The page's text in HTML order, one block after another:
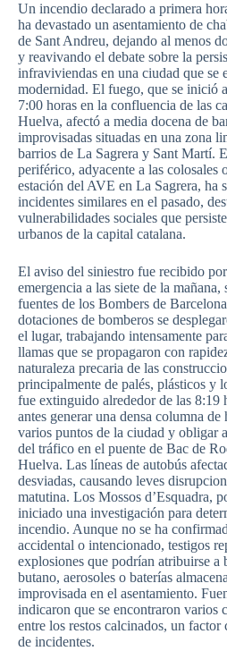
Un incendio declarado a primera
ha devastado un asentamiento de
de Sant Andreu, dejando al menos
y reavivando el debate sobre la
infraviviendas en una ciudad que se
modernidad. El fuego, que se inició
7:00 horas en la confluencia de las
Huelva, afectó a media docena de
improvisadas situadas en una zona
barrios de La Sagrera y Sant Martí.
periférico, adyacente a las colosales
estación del AVE en La Sagrera, ha
incidentes similares en el pasado,
vulnerabilidades sociales que
urbanos de la capital catalana.
El aviso del siniestro fue recibido
emergencia a las siete de la
fuentes de los Bombers de
dotaciones de bomberos se
el lugar, trabajando intensamente
llamas que se propagaron con
naturaleza precaria de las
principalmente de palés, plásticos
fue extinguido alrededor de las 8:19
antes generar una densa columna
varios puntos de la ciudad y obligar
del tráfico en el puente de Bac de
Huelva. Las líneas de autobús
desviadas, causando leves
matutina. Los Mossos d’Esquadra,
iniciado una investigación para
incendio. Aunque no se ha
accidental o intencionado, testigos
explosiones que podrían atribuirse a
butano, aerosoles o baterías
improvisada en el asentamiento.
indicaron que se encontraron varios
entre los restos calcinados, un factor
de incidentes.